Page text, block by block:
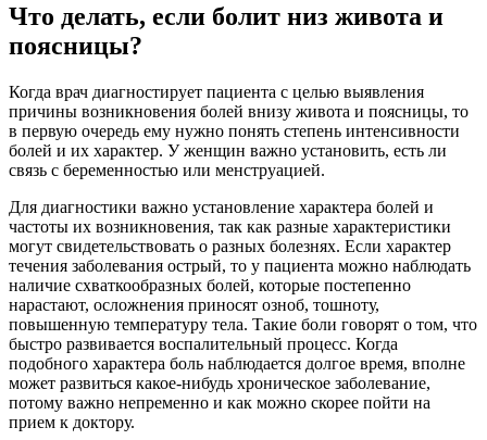
Что делать, если болит низ живота и
поясницы?
Когда врач диагностирует пациента с целью выявления
причины возникновения болей внизу живота и поясницы, то
в первую очередь ему нужно понять степень интенсивности
болей и их характер. У женщин важно установить, есть ли
связь с беременностью или менструацией.
Для диагностики важно установление характера болей и
частоты их возникновения, так как разные характеристики
могут свидетельствовать о разных болезнях. Если характер
течения заболевания острый, то у пациента можно наблюдать
наличие схваткообразных болей, которые постепенно
нарастают, осложнения приносят озноб, тошноту,
повышенную температуру тела. Такие боли говорят о том, что
быстро развивается воспалительный процесс. Когда
подобного характера боль наблюдается долгое время, вполне
может развиться какое-нибудь хроническое заболевание,
потому важно непременно и как можно скорее пойти на
прием к доктору.